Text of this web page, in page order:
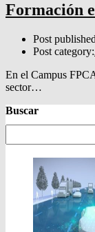
Formación
Post
Post category:
En el Campus
sector…
Buscar